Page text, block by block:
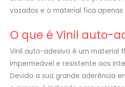
vazados e o material fica apenas
O que é Vinil auto-
Vinil auto-adesivo é um material
impermeável e resistente aos
Devido a sua grande aderência